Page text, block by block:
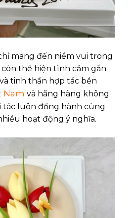
mang đến niềm vui trong
thể hiện tình cảm gắn
tinh thần hợp tác bền
Nam và hãng hàng không
tác luôn đồng hành cùng
hoạt động ý nghĩa.